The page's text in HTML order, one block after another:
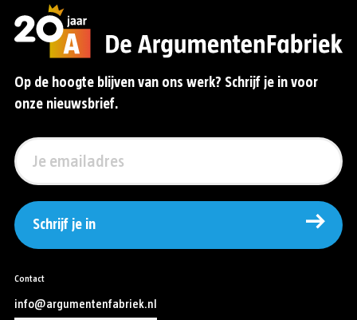
Op de hoogte blijven van ons werk? Schrijf je in voor
onze nieuwsbrief.
Schrijf je in
Contact
info@argumentenfabriek.nl